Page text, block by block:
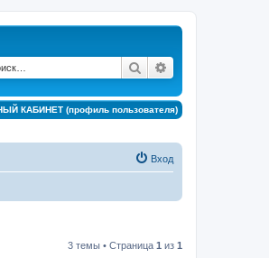
Поиск
КАБИНЕТ (профиль пользователя)
Вход
3 темы • Страница 1 из 1